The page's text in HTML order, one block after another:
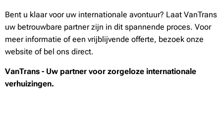
Bent u klaar voor uw internationale avontuur? Laat VanTrans
uw betrouwbare partner zijn in dit spannende proces. Voor
meer informatie of een vrijblijvende offerte, bezoek onze
website of bel ons direct.
VanTrans - Uw partner voor zorgeloze internationale
verhuizingen.